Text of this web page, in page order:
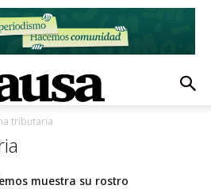
tributaria
muestra su rostro